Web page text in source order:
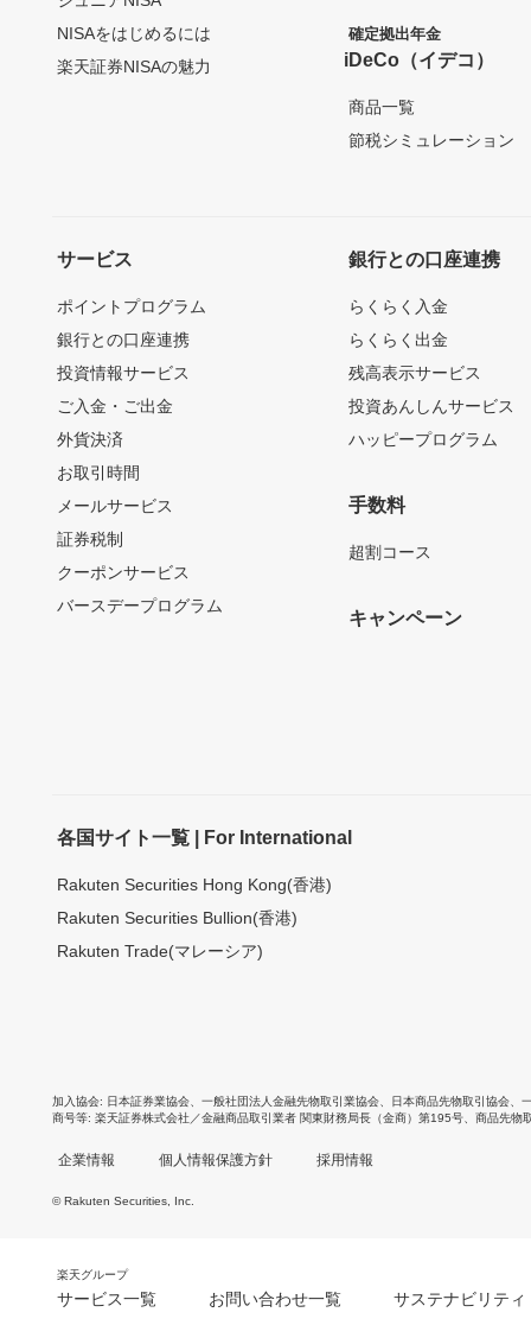
NISAをはじめるには
楽天証券NISAの魅力
確定拠出年金
iDeCo（イデコ）
商品一覧
節税シミュレーション
サービス
ポイントプログラム
銀行との口座連携
投資情報サービス
ご入金・ご出金
外貨決済
お取引時間
メールサービス
証券税制
クーポンサービス
バースデープログラム
銀行との口座連携
らくらく入金
らくらく出金
残高表示サービス
投資あんしんサービス
ハッピープログラム
手数料
超割コース
キャンペーン
各国サイト一覧 | For International
Rakuten Securities Hong Kong(香港)
Rakuten Securities Bullion(香港)
Rakuten Trade(マレーシア)
加入協会 日本証券業協会 一般社団法人金融先物取引業協会 日本商品先物取引協会
商号等 楽天証券株式会社／金融商品取引業者 関東財務局長（金商）第195号、商品先物
企業情報 個人情報保護方針 採用情報
© Rakuten Securities, Inc.
楽天グループ
サービス一覧 お問い合わせ一覧 サステナビリティ